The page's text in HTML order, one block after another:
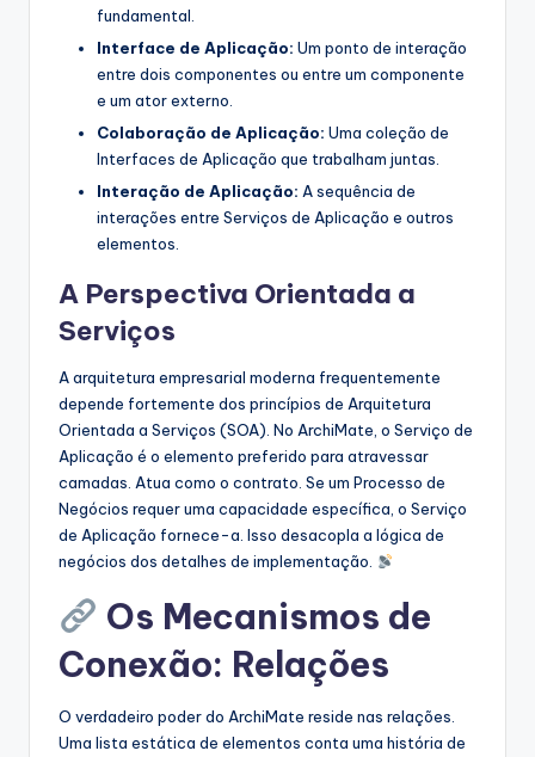
fundamental.
Interface de Aplicação: Um ponto de interação
entre dois componentes ou entre um componente
e um ator externo.
Colaboração de Aplicação: Uma coleção de
Interfaces de Aplicação que trabalham juntas.
Interação de Aplicação: A sequência de
interações entre Serviços de Aplicação e outros
elementos.
A Perspectiva Orientada a
Serviços
A arquitetura empresarial moderna frequentemente
depende fortemente dos princípios de Arquitetura
Orientada a Serviços (SOA). No ArchiMate, o Serviço de
Aplicação é o elemento preferido para atravessar
camadas. Atua como o contrato. Se um Processo de
Negócios requer uma capacidade específica, o Serviço
de Aplicação fornece-a. Isso desacopla a lógica de
negócios dos detalhes de implementação.
Os Mecanismos de
Conexão: Relações
O verdadeiro poder do ArchiMate reside nas relações.
Uma lista estática de elementos conta uma história de